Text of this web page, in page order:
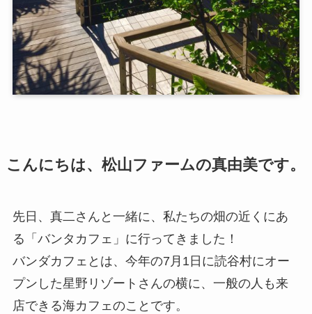
こんにちは、松山ファームの真由美です。
先日、真二さんと一緒に、私たちの畑の近くにあ
る「バンタカフェ」に行ってきました！
バンダカフェとは、今年の7月1日に読谷村にオー
プンした星野リゾートさんの横に、一般の人も来
店できる海カフェのことです。